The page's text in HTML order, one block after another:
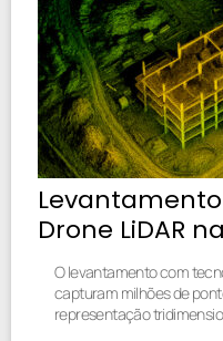
Drone LiDAR
O levantamento com
capturam milhões de
representação